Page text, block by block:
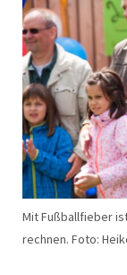
Mit Fußballfieber
rechnen. Foto: